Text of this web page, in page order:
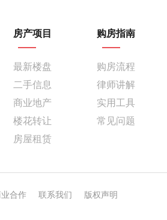
房产项目
最新楼盘
二手信息
商业地产
楼花转让
房屋租赁
购房指南
购房流程
律师讲解
实用工具
常见问题
合作 联系我们 版权声明